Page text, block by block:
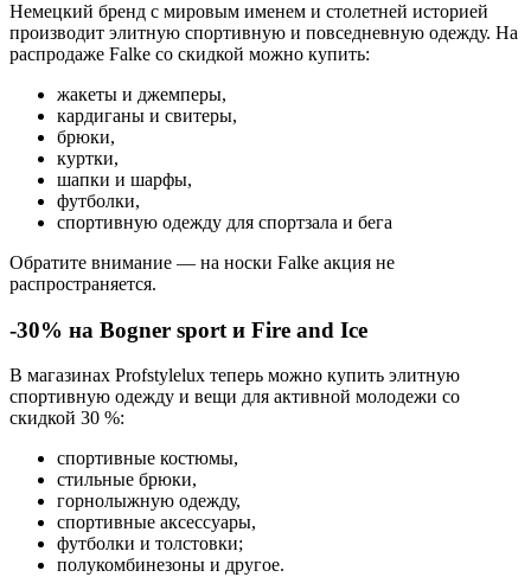
Немецкий бренд с мировым именем и столетней историей
производит элитную спортивную и повседневную одежду. На
распродаже Falke со скидкой можно купить:
жакеты и джемперы,
кардиганы и свитеры,
брюки,
куртки,
шапки и шарфы,
футболки,
спортивную одежду для спортзала и бега
Обратите внимание — на носки Falke акция не
распространяется.
-30% на Bogner sport и Fire and Ice
В магазинах Profstylelux теперь можно купить элитную
спортивную одежду и вещи для активной молодежи со
скидкой 30 %:
спортивные костюмы,
стильные брюки,
горнолыжную одежду,
спортивные аксессуары,
футболки и толстовки;
полукомбинезоны и другое.